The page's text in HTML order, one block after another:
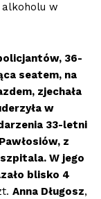
alkoholu w
36-
seatem, na
zjechała
w
33-letni
z
W jego
blisko 4
Anna Długosz,